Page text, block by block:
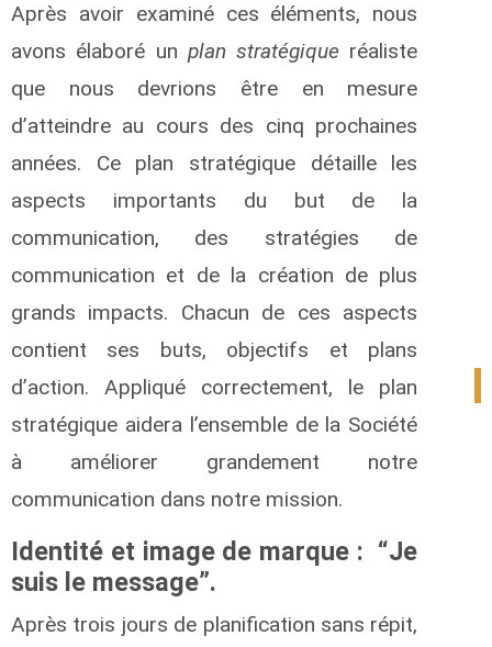
Après avoir examiné ces éléments, nous
avons élaboré un plan stratégique réaliste
que nous devrions être en mesure
d’atteindre au cours des cinq prochaines
années. Ce plan stratégique détaille les
aspects importants du but de la
communication, des stratégies de
communication et de la création de plus
grands impacts. Chacun de ces aspects
contient ses buts, objectifs et plans
d’action. Appliqué correctement, le plan
stratégique aidera l’ensemble de la Société
à améliorer grandement notre
communication dans notre mission.
Identité et image de marque : “Je
suis le message”.
Après trois jours de planification sans répit,